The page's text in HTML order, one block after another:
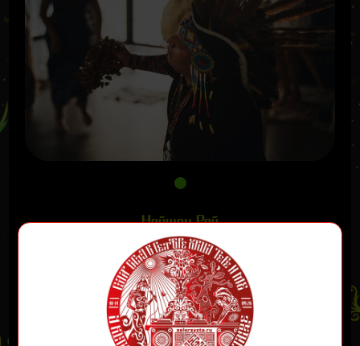
Нейшон Рой
Носитель древней Южноамериканской Культуры,
Целителства и Шаманизма
«Я родом из Перу, но мой Дух очень русский,
трансформирую сознание, находя баланс между
материальным и духовным миром. Воспитываю
уважение к Земле и своим Предкам. Через